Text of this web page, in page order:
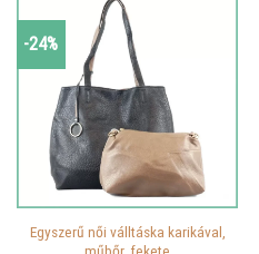
-24%
Egyszerű női válltáska karikával,
műbőr, fekete